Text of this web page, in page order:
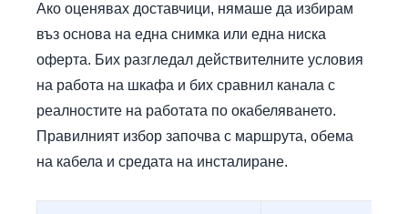
Ако оценявах доставчици, нямаше да избирам
въз основа на една снимка или една ниска
оферта. Бих разгледал действителните условия
на работа на шкафа и бих сравнил канала с
реалностите на работата по окабеляването.
Правилният избор започва с маршрута, обема
на кабела и средата на инсталиране.